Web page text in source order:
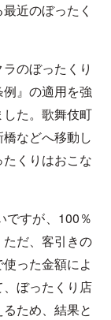
近のぼったく
のぼったくり
』の適用を強
た。歌舞伎町
などへ移動し
くりはおこな
ですが、100％
だ、客引きの
った金額によ
ぼったくり店
ため、結果と